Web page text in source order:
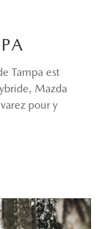
Tampa est
Mazda
pour y